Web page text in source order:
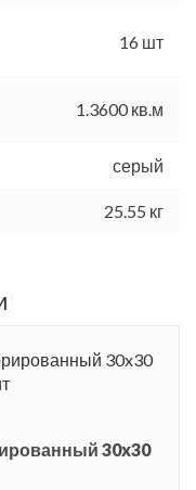
16 шт
1.3600 кв.м
серый
25.55 кг
30x30